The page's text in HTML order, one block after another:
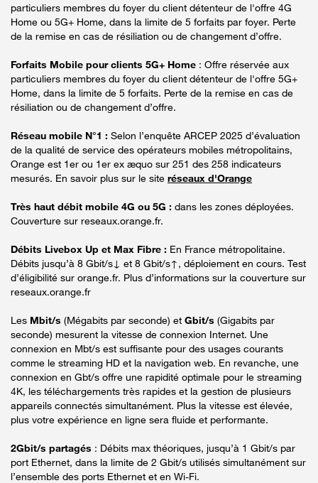
particuliers membres du foyer du client détenteur de l'offre 4G
Home ou 5G+ Home, dans la limite de 5 forfaits par foyer. Perte
de la remise en cas de résiliation ou de changement d’offre.
Forfaits Mobile pour clients 5G+ Home : Offre réservée aux
particuliers membres du foyer du client détenteur de l'offre 5G+
Home, dans la limite de 5 forfaits. Perte de la remise en cas de
résiliation ou de changement d’offre.
Réseau mobile N°1 : Selon l’enquête ARCEP 2025 d’évaluation
de la qualité de service des opérateurs mobiles métropolitains,
Orange est 1er ou 1er ex æquo sur 251 des 258 indicateurs
mesurés. En savoir plus sur le site réseaux d'Orange
Très haut débit mobile 4G ou 5G : dans les zones déployées.
Couverture sur reseaux.orange.fr.
Débits Livebox Up et Max Fibre : En France métropolitaine.
Débits jusqu’à 8 Gbit/s↓ et 8 Gbit/s↑, déploiement en cours. Test
d’éligibilité sur orange.fr. Plus d’informations sur la couverture sur
reseaux.orange.fr
Les Mbit/s (Mégabits par seconde) et Gbit/s (Gigabits par
seconde) mesurent la vitesse de connexion Internet. Une
connexion en Mbt/s est suffisante pour des usages courants
comme le streaming HD et la navigation web. En revanche, une
connexion en Gbt/s offre une rapidité optimale pour le streaming
4K, les téléchargements très rapides et la gestion de plusieurs
appareils connectés simultanément. Plus la vitesse est élevée,
plus votre expérience en ligne sera fluide et performante.
2Gbit/s partagés : Débits max théoriques, jusqu’à 1 Gbit/s par
port Ethernet, dans la limite de 2 Gbit/s utilisés simultanément sur
l’ensemble des ports Ethernet et en Wi-Fi.